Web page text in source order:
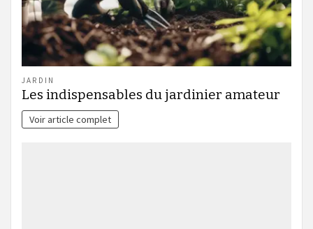
JARDIN
Les indispensables du jardinier amateur
Voir article complet